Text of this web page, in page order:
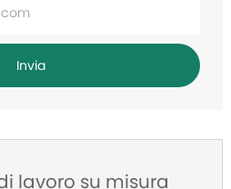
Invia
lavoro su misura